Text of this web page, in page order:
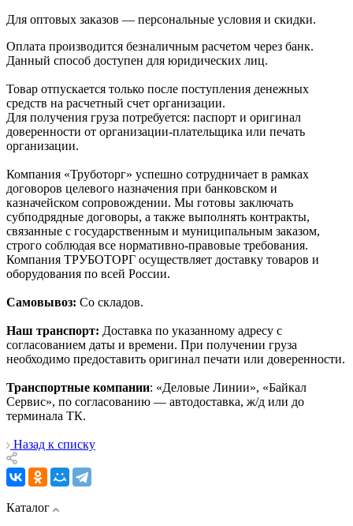
Для оптовых заказов — персональные условия и скидки.
Оплата производится безналичным расчетом через банк.
Данный способ доступен для юридических лиц.
Товар отпускается только после поступления денежных
средств на расчетный счет организации.
Для получения груза потребуется: паспорт и оригинал
доверенности от организации-плательщика или печать
организации.
Компания «Труботорг» успешно сотрудничает в рамках
договоров целевого назначения при банковском и
казначейском сопровождении. Мы готовы заключать
субподрядные договоры, а также выполнять контракты,
связанные с государственным и муниципальным заказом,
строго соблюдая все нормативно-правовые требования.
Компания ТРУБОТОРГ осуществляет доставку товаров и
оборудования по всей России.
Самовывоз: Со складов.
Наш транспорт: Доставка по указанному адресу с
согласованием даты и времени. При получении груза
необходимо предоставить оригинал печати или доверенности.
Транспортные компании: «Деловые Линии», «Байкал
Сервис», по согласованию — автодоставка, ж/д или до
терминала ТК.
Назад к списку
Каталог